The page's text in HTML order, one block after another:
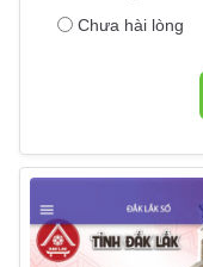
Chưa hài lòng